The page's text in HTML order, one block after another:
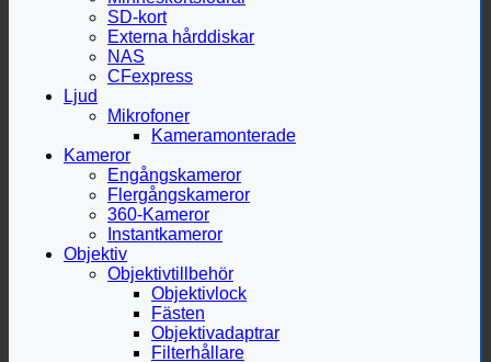
SD-kort
Externa hårddiskar
NAS
CFexpress
Ljud
Mikrofoner
Kameramonterade
Kameror
Engångskameror
Flergångskameror
360-Kameror
Instantkameror
Objektiv
Objektivtillbehör
Objektivlock
Fästen
Objektivadaptrar
Filterhållare